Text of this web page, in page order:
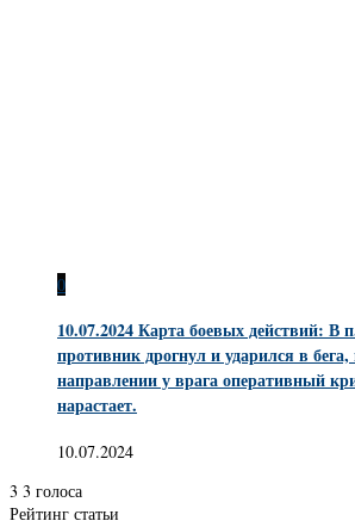
0
10.07.2024 Карта боевых действий: В
противник дрогнул и ударился в
направлении у врага оперативный
нарастает.
10.07.2024
3 3 голоса
Рейтинг статьи